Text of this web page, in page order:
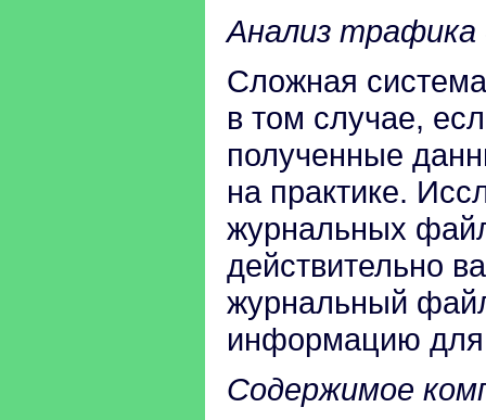
Анализ трафика
Сложная
в том случае,
полученные
на практике.
журнальных
действительно
журнальный
информацию для
Содержимое